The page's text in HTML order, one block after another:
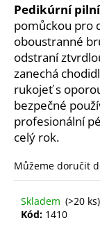
Pedikúrní
pomůckou pro
oboustranné
odstraní
zanechá
rukojeť s
bezpečné
profesionální
celý rok.
Můžeme doručit
Skladem (>20 ks)
Kód: 1410
D
o
p
r
u
u